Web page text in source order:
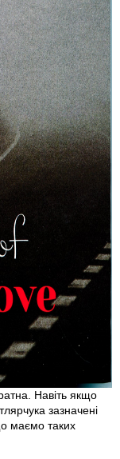
Навіть якщо
зазначені
маємо таких